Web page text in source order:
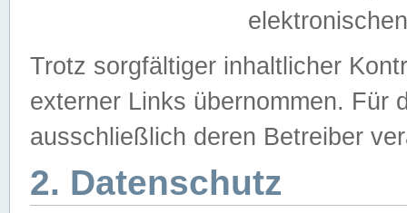
Trotz sorgfältiger inhaltlicher
externer Links übernommen. Für
ausschließlich deren Betreiber
2. Datenschutz